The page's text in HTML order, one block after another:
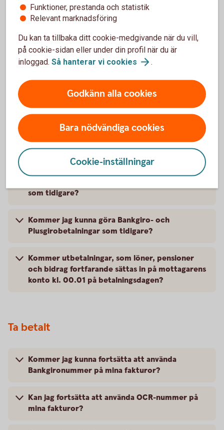
förändringar finns
lite längre ner på
Frågor och svar om ISO 20022
Betala
som tidigare?
Kommer jag kunna göra Bankgiro- och
Plusgirobetalningar som tidigare?
Kommer utbetalningar, som löner, pensioner
och bidrag fortfarande sättas in på mottagarens
konto kl. 00.01 på betalningsdagen?
Ta betalt
Kommer jag kunna fortsätta att använda
Bankgironummer på mina fakturor?
Kan jag fortsätta att använda OCR-nummer på
mina fakturor?
Funktioner, prestanda och statistik
Relevant marknadsföring
Du kan ta tillbaka ditt cookie-medgivande när du vill,
på cookie-sidan eller under din profil när du är
inloggad. Så hanterar vi cookies .
Godkänn alla cookies
Bara nödvändiga cookies
Cookie-inställningar